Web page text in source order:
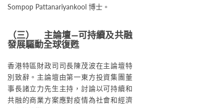
Sompop Pattanariyankool 博士。
（三） 主論壇—可持續及共融
發展驅動全球復甦
香港特區財政司司長陳茂波在主論壇特
別致辭。主論壇由第一東方投資集團董
事長諸立力先生主持，討論以可持續和
共融的商業方案應對疫情為社會和經濟